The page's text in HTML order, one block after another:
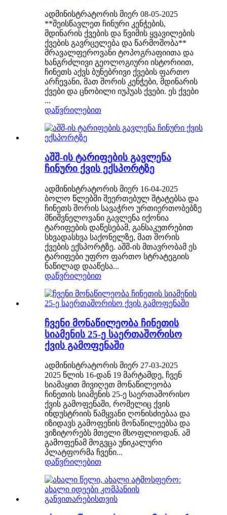
ადმინისტრატორის მიერ 08-05-2025
**შეისწავლეთ ჩინური კენჭების,
მდინარის ქვების და წვიმის ყვავილების
ქვების გავრცელება და წარმოშობა**
მრავალფეროვანი ტოპოგრაფიითა და
ხანგრძლივი გეოლოგიური ისტორიით,
ჩინეთს აქვს ბუნებრივი ქვების ფართო
არჩევანი, მათ შორის კენჭები, მდინარის
ქვები და ცნობილი იუჰუას ქვები. ეს ქვები
...
დაწვრილებით
აშშ-ის ტარიფების გავლენა
ჩინური ქვის ექსპორტზე
ადმინისტრატორის მიერ 16-04-2025
ბოლო წლებში შეერთებულ შტატებსა და
ჩინეთს შორის სავაჭრო ურთიერთობებზე
მნიშვნელოვანი გავლენა იქონია
ტარიფების დაწესებამ, განსაკუთრებით
სხვადასხვა საქონელზე, მათ შორის
ქვების ექსპორტზე. აშშ-ის მთავრობამ ეს
ტარიფები უფრო ფართო სტრატეგიის
ნაწილად დააწესა...
დაწვრილებით
ჩვენი მონაწილეობა ჩინეთის
სიამენის 25-ე საერთაშორისო
ქვის გამოფენაში
ადმინისტრატორის მიერ 27-03-2025
2025 წლის 16-დან 19 მარტამდე, ჩვენ
სიამაყით მივიღეთ მონაწილეობა
ჩინეთის სიამენის 25-ე საერთაშორისო
ქვის გამოფენაში, რომელიც ქვის
ინდუსტრიის წამყვანი ღონისძიებაა და
იზიდავს გამოფენის მონაწილეებსა და
ვიზიტორებს მთელი მსოფლიოდან. ამ
გამოფენამ მოგვცა უნიკალური
პლატფორმა ჩვენი...
დაწვრილებით